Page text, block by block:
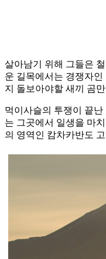
살아남기 위해 그들은
운 길목에서는 경쟁자
지 돌보아야할 새끼 곰
먹이사슬의 투쟁이 끝
는 그곳에서 일생을 마
의 영역인 캄차카반도